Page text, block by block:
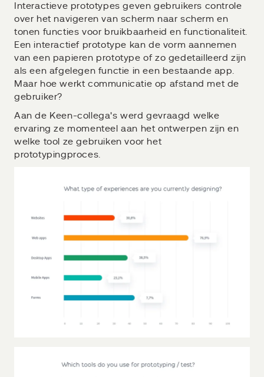
Interactieve prototypes geven gebruikers controle
over het navigeren van scherm naar scherm en
tonen functies voor bruikbaarheid en functionaliteit.
Een interactief prototype kan de vorm aannemen
van een papieren prototype of zo gedetailleerd zijn
als een afgelegen functie in een bestaande app.
Maar hoe werkt communicatie op afstand met de
gebruiker?
Aan de Keen-collega's werd gevraagd welke
ervaring ze momenteel aan het ontwerpen zijn en
welke tool ze gebruiken voor het
prototypingproces.